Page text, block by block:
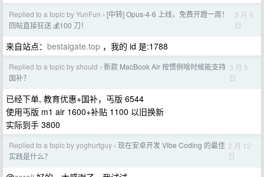
Replied to a topic by YunFun › [中转] Opus-4-6 上线，免费开蹬一周！
回帖直接狂送 💰100 刀！
3 月 9
日
来自站点： bestaigate.top ，我的 id 是:1788
Replied to a topic by should › 新款 MacBook Air 按惯例啥时候能支持
国补？
3 月 5
日
已经下单, 教育优惠+国补，丐版 6544
使用丐版 m1 air 1600+补贴 1100 以旧换新
实际到手 3800
Replied to a topic by yoghurtguy › 现在安卓开发 Vibe Coding 的最佳
实践是什么？
2 月 12
日